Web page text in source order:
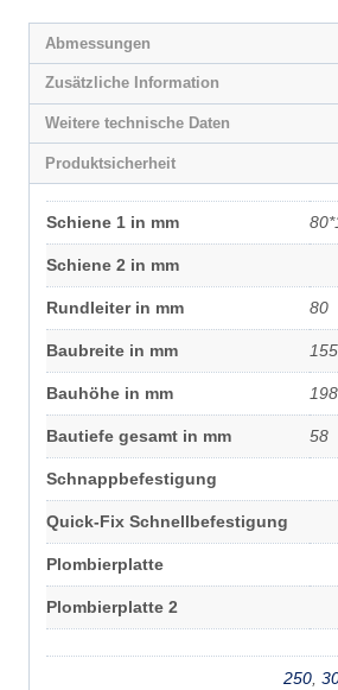
Abmessungen
Zusätzliche Information
Weitere technische Daten
Produktsicherheit
Schiene 1 in mm
Schiene 2 in mm
Rundleiter in mm 80
Baubreite in mm 155
Bauhöhe in mm 198
Bautiefe gesamt in mm 58
Schnappbefestigung
Quick-Fix Schnellbefestigung
Plombierplatte
Plombierplatte 2
250,